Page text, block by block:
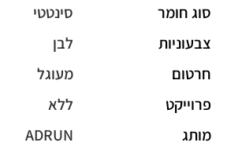
סוג חומר
סינטטי
צבעוניות
לבן
חרטום
מעוגל
פרוייקט
ללא
מותג
ADRUN